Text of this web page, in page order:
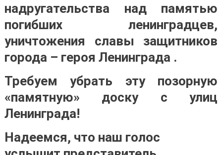
надругательства над памятью
погибших ленинградцев,
уничтожения славы защитников
города – героя Ленинграда .
Требуем убрать эту позорную
«памятную» доску с улиц
Ленинграда!
Надеемся, что наш голос